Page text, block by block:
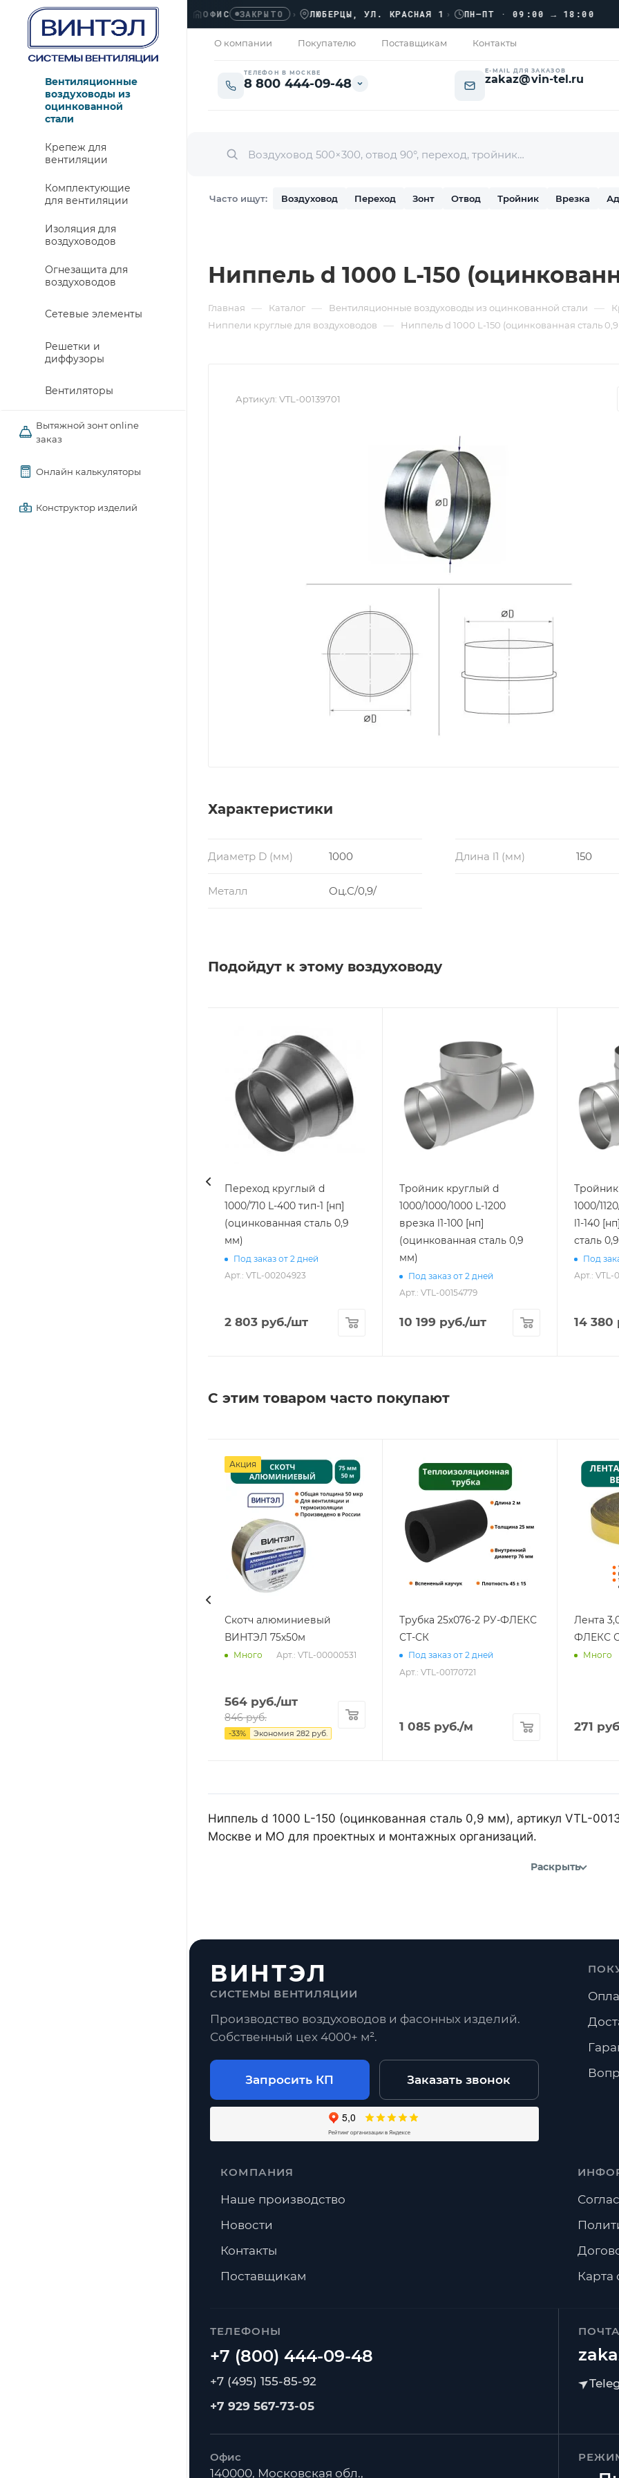
ОФИС ЗАКРЫТО › ЛЮБЕРЦЫ, УЛ. КРАСНАЯ 1› ПН–ПТ · 09:00 → 18:00
О компании Покупателю Поставщикам Контакты
ТЕЛЕФОН В МОСКВЕ
8 800 444-09-48
E-MAIL ДЛЯ ЗАКАЗОВ
zakaz@vin-tel.ru
Часто ищут: Воздуховод Переход Зонт Отвод Тройник Врезка
Вентиляционные
воздуховоды из
оцинкованной
стали
Крепеж для
вентиляции
Комплектующие
для вентиляции
Изоляция для
воздуховодов
Огнезащита для
воздуховодов
Сетевые элементы
Решетки и
диффузоры
Вентиляторы
Вытяжной зонт online
заказ
Онлайн калькуляторы
Конструктор изделий
Ниппель d 1000 L-150
Главная — Каталог — Вентиляционные воздуховоды из оцинкованной стали —
Ниппели круглые для воздуховодов — Ниппель d 1000 L-150 (оцинкованная сталь
Артикул: VTL-00139701
Характеристики
Диаметр D (мм) 1000 Длина l1 (мм) 150
Металл Оц.С/0,9/
Подойдут к этому воздуховоду
Переход круглый d
1000/710 L-400 тип-1 [нп]
(оцинкованная сталь 0,9
мм)
Под заказ от 2 дней
Арт.: VTL-00204923
2 803 руб./шт
Тройник круглый d
1000/1000/1000 L-1200
врезка l1-100 [нп]
(оцинкованная сталь 0,9
мм)
Под заказ от 2 дней
Арт.: VTL-00154779
10 199 руб./шт
1000/
l1-140
сталь
Под
Арт.: VTL-
14 380
С этим товаром часто покупают
Акция
Скотч алюминиевый
ВИНТЭЛ 75х50м
Много Арт.: VTL-00000531
564 руб./шт
846руб.
-33% Экономия 282 руб.
Трубка 25х076-2 РУ-ФЛЕКС
СТ-СК
Под заказ от 2 дней
Арт.: VTL-00170721
1 085 руб./м
Лента
ФЛЕКС
Много
271
Ниппель d 1000 L-150 (оцинкованная сталь 0,9 мм), артикул VTL-
Москве и МО для проектных и монтажных организаций.
Раскрыть
ВИНТЭЛ
СИСТЕМЫ ВЕНТИЛЯЦИИ
Производство воздуховодов и фасонных изделий.
Собственный цех 4000+ м².
Запросить КП Заказать звонок
ТЕЛЕФОНЫ
+7 (495) 155-85-92
+7 929 567-73-05
ПОЧТА
Офис
140000, Московская обл.,
КОМПАНИЯ
Наше производство
Новости
Контакты
Поставщикам
Карта